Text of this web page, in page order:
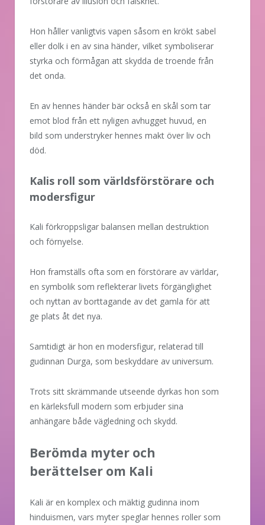
Hon håller vanligtvis vapen såsom en krökt sabel
eller dolk i en av sina händer, vilket symboliserar
styrka och förmågan att skydda de troende från
det onda.
En av hennes händer bär också en skål som tar
emot blod från ett nyligen avhugget huvud, en
bild som understryker hennes makt över liv och
död.
Kalis roll som världsförstörare och
modersfigur
Kali förkroppsligar balansen mellan destruktion
och förnyelse.
Hon framställs ofta som en förstörare av världar,
en symbolik som reflekterar livets förgänglighet
och nyttan av borttagande av det gamla för att
ge plats åt det nya.
Samtidigt är hon en modersfigur, relaterad till
gudinnan Durga, som beskyddare av universum.
Trots sitt skrämmande utseende dyrkas hon som
en kärleksfull modern som erbjuder sina
anhängare både vägledning och skydd.
Berömda myter och
berättelser om Kali
Kali är en komplex och mäktig gudinna inom
hinduismen, vars myter speglar hennes roller som